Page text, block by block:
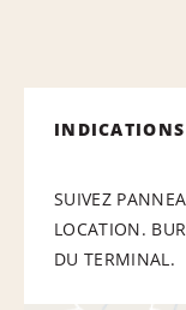
INDICATIONS
SUIVEZ
LOCATION.
DU TERMINAL.